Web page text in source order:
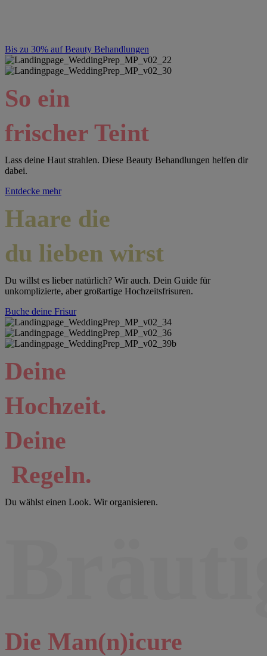
Bis zu 30% auf Beauty Behandlungen
So ein
frischer Teint
Lass deine Haut strahlen. Diese Beauty Behandlungen helfen dir
dabei.
Entdecke mehr
Haare die
du lieben wirst
Du willst es lieber natürlich? Wir auch. Dein Guide für
unkomplizierte, aber großartige Hochzeitsfrisuren.
Buche deine Frisur
Deine
Hochzeit.
Deine
Regeln.
Du wählst einen Look. Wir organisieren.
Die Man(n)icure